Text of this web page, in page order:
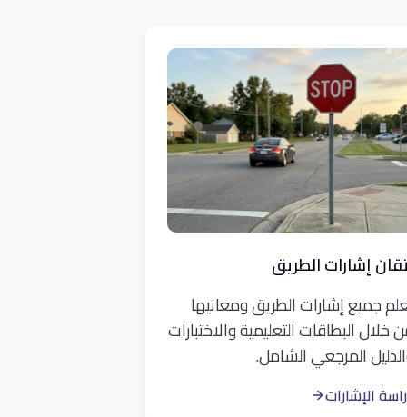
إشارات الطريق
جميع إشارات الطريق ومعانيها
خلال البطاقات التعليمية والاختبارات
المرجعي الشامل.
الإشارات